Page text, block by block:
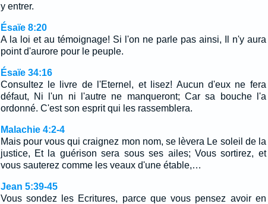
y entrer.
Ésaïe 8:20
A la loi et au témoignage! Si l'on ne parle pas ainsi, Il n'y aura
point d'aurore pour le peuple.
Ésaïe 34:16
Consultez le livre de l'Eternel, et lisez! Aucun d'eux ne fera
défaut, Ni l'un ni l'autre ne manqueront; Car sa bouche l'a
ordonné. C'est son esprit qui les rassemblera.
Malachie 4:2-4
Mais pour vous qui craignez mon nom, se lèvera Le soleil de la
justice, Et la guérison sera sous ses ailes; Vous sortirez, et
vous sauterez comme les veaux d'une étable,…
Jean 5:39-45
Vous sondez les Ecritures, parce que vous pensez avoir en